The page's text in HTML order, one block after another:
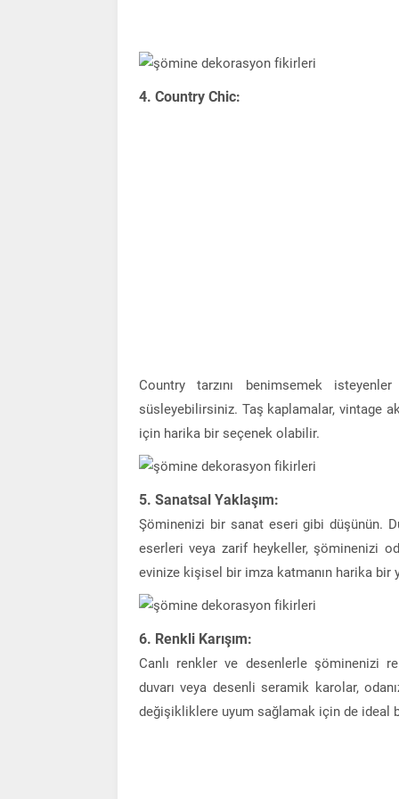
4. Country Chic:
Country tarzını benimsemek
süsleyebilirsiniz. Taş kaplamalar, vintage
için harika bir seçenek olabilir.
5. Sanatsal Yaklaşım:
Şöminenizi bir sanat eseri gibi düşünün.
eserleri veya zarif heykeller, şöminenizi
evinize kişisel bir imza katmanın harika bir
6. Renkli Karışım:
Canlı renkler ve desenlerle şöminenizi
duvarı veya desenli seramik karolar,
değişikliklere uyum sağlamak için de ideal